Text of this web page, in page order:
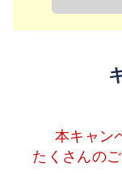
本キャン
たくさんの